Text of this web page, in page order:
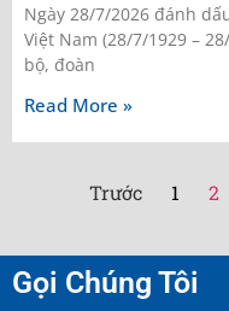
Ngày 28/7/2026 đánh
Việt Nam (28/7/1929 –
bộ, đoàn
Read More »
Trước 1 2
Gọi Chúng Tôi